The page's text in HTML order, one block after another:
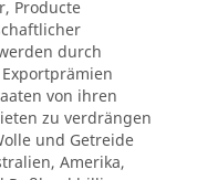
Producte
durch
von ihren
zu verdrängen
und Getreide
Amerika,